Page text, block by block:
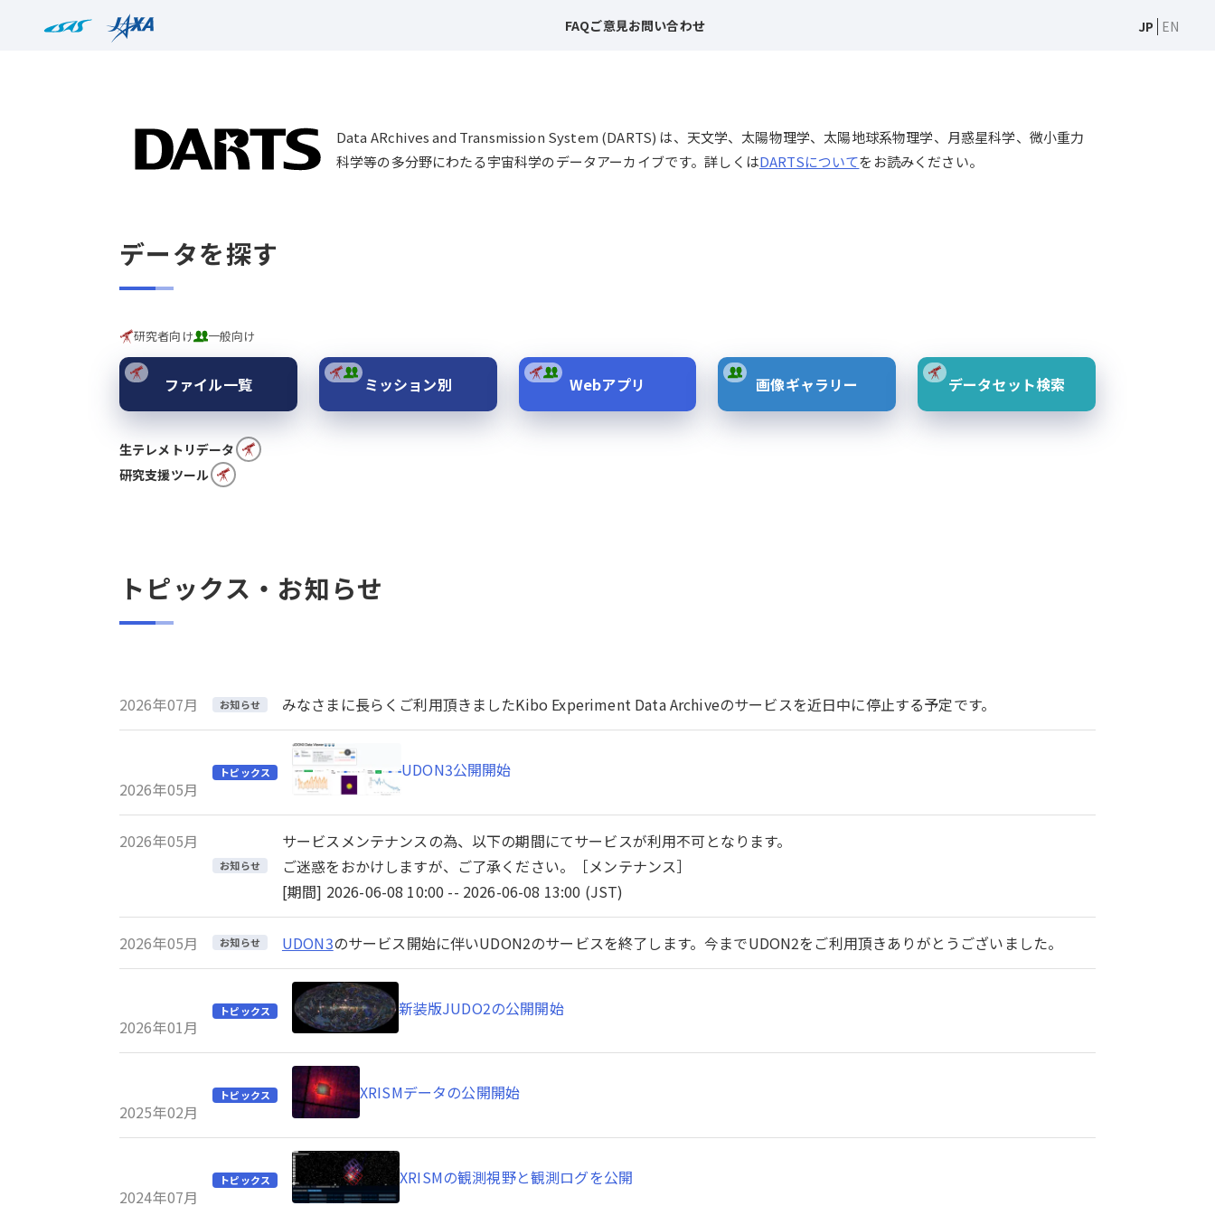
FAQご意見お問い合わせ JP EN
Data ARchives and Transmission System (DARTS) は、天文学、太陽物理学、太陽地球系物理学、月惑星科学、微小重力
科学等の多分野にわたる宇宙科学のデータアーカイブです。詳しくはDARTSについてをお読みください。
データを探す
研究者向け 一般向け
ファイル一覧 ミッション別 Webアプリ 画像ギャラリー データセット検索
生テレメトリデータ
研究支援ツール
トピックス・お知らせ
2026年07月 お知らせ みなさまに長らくご利用頂きましたKibo Experiment Data Archiveのサービスを近日中に停止する予定です。
2026年05月
トピックス UDON3公開開始
2026年05月
お知らせ
サービスメンテナンスの為、以下の期間にてサービスが利用不可となります。
ご迷惑をおかけしますが、ご了承ください。［メンテナンス］
[期間] 2026-06-08 10:00 -- 2026-06-08 13:00 (JST)
2026年05月 お知らせ UDON3のサービス開始に伴いUDON2のサービスを終了します。今までUDON2をご利用頂きありがとうございました。
2026年01月
トピックス 新装版JUDO2の公開開始
2025年02月
トピックス XRISMデータの公開開始
2024年07月
トピックス XRISMの観測視野と観測ログを公開